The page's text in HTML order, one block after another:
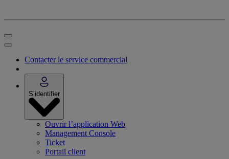
Contacter le service commercial
S’identifier
Ouvrir l’application Web
Management Console
Ticket
Portail client